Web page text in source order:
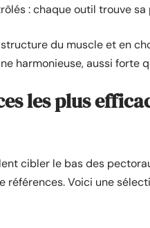
: chaque outil trouve
du muscle et en
harmonieuse, aussi forte
les plus
cibler le bas des
références. Voici une